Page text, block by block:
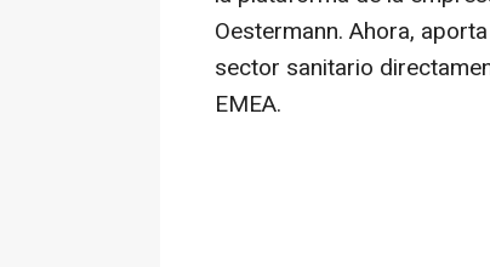
Oestermann. Ahora,
sector sanitario
EMEA.